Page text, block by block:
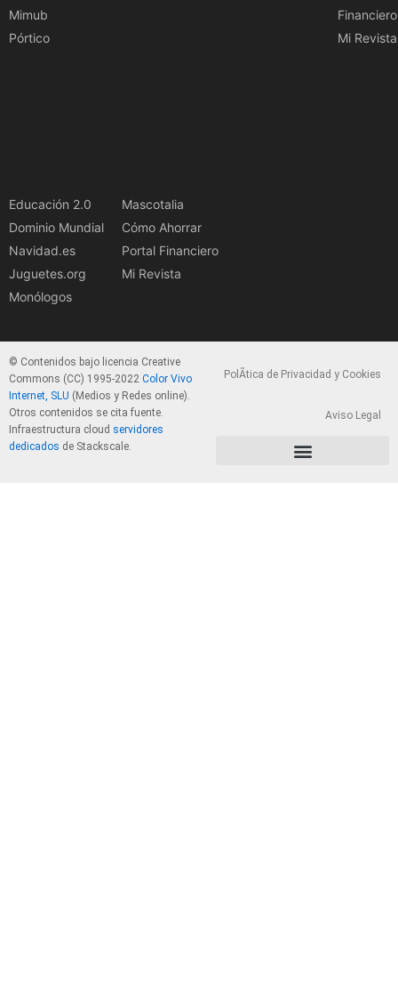
Mimub
Pórtico
Financiero
Mi Revista
Educación 2.0
Dominio Mundial
Navidad.es
Juguetes.org
Monólogos
Mascotalia
Cómo Ahorrar
Portal Financiero
Mi Revista
© Contenidos bajo licencia Creative
Commons (CC) 1995-2022 Color Vivo
Internet, SLU (Medios y Redes online).
Otros contenidos se cita fuente.
Infraestructura cloud servidores
dedicados de Stackscale.
PolÃ­tica de Privacidad y Cookies
Aviso Legal